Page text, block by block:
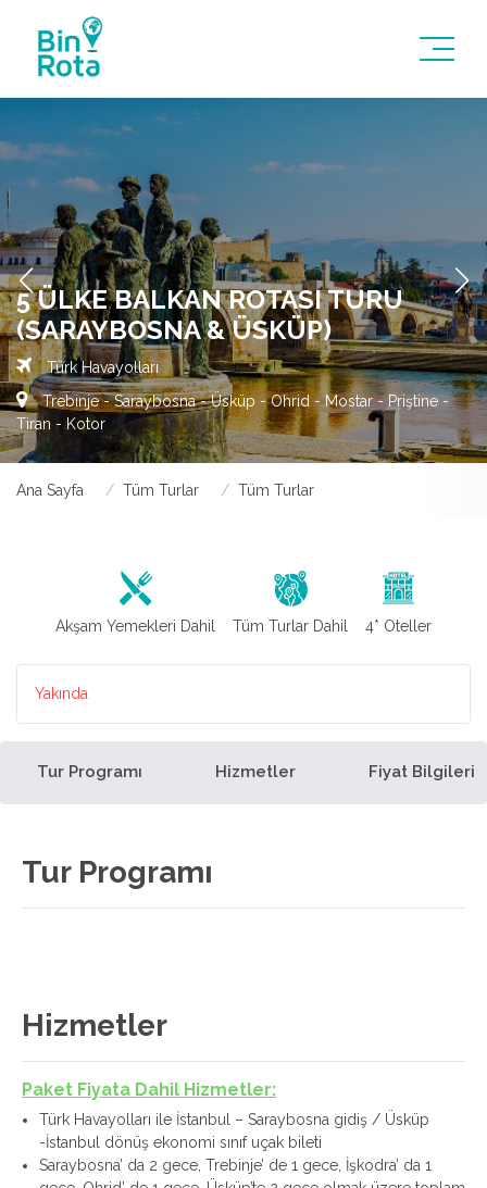
5 ÜLKE BALKAN ROTASI TURU
(SARAYBOSNA & ÜSKÜP)
Türk Havayolları
Trebinje - Saraybosna - Üsküp - Ohrid - Mostar - Priştine -
Tiran - Kotor
Ana Sayfa Tüm Turlar Tüm Turlar
Akşam Yemekleri Dahil Tüm Turlar Dahil 4* Oteller
Yakında
Tur Programı Hizmetler Fiyat Bilgileri
Tur Programı
Hizmetler
Paket Fiyata Dahil Hizmetler:
Türk Havayolları ile İstanbul – Saraybosna gidiş / Üsküp
-İstanbul dönüş ekonomi sınıf uçak bileti
Saraybosna’ da 2 gece, Trebinje’ de 1 gece, İşkodra’ da 1